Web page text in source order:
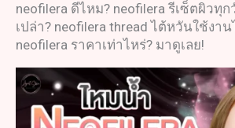
neofilera ดีไหม? neofilera รีเซ็ตผิวทุ
เปล่า? neofilera thread ไต้หวันใช้งา
neofilera ราคาเท่าไหร่? มาดูเลย!